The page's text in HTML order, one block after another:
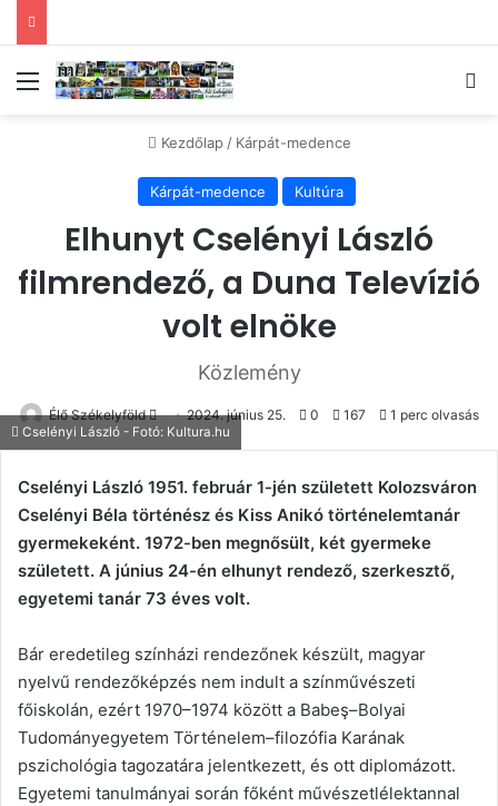
Menü
Kezdőlap / Kárpát-medence
Kárpát-medence Kultúra
Elhunyt Cselényi László
filmrendező, a Duna Televízió
volt elnöke
Közlemény
Élő Székelyföld Send
an
2024. június 25. 0 167 1 perc olvasás
Cselényi László - Fotó: Kultura.hu
Cselényi László 1951. február 1-jén született Kolozsváron
Cselényi Béla történész és Kiss Anikó történelemtanár
gyermekeként. 1972-ben megnősült, két gyermeke
született. A június 24-én elhunyt rendező, szerkesztő,
egyetemi tanár 73 éves volt.
Bár eredetileg színházi rendezőnek készült, magyar
nyelvű rendezőképzés nem indult a színművészeti
főiskolán, ezért 1970–1974 között a Babeş–Bolyai
Tudományegyetem Történelem–filozófia Karának
pszichológia tagozatára jelentkezett, és ott diplomázott.
Egyetemi tanulmányai során főként művészetlélektannal